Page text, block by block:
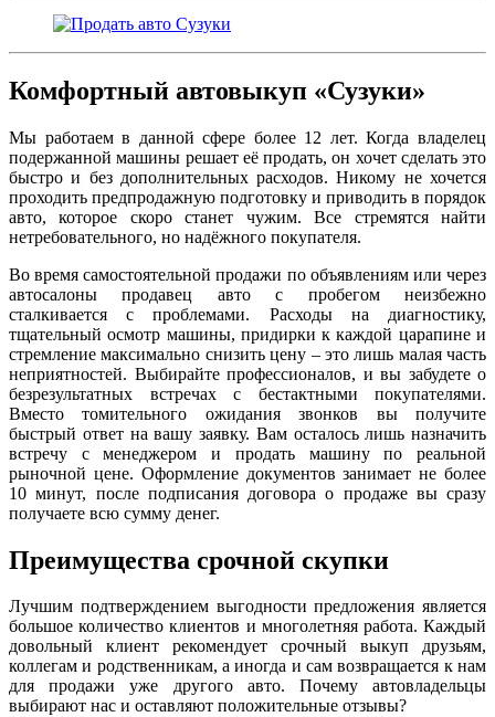
Комфортный автовыкуп «Сузуки»
Мы работаем в данной сфере более 12 лет. Когда владелец
подержанной машины решает её продать, он хочет сделать это
быстро и без дополнительных расходов. Никому не хочется
проходить предпродажную подготовку и приводить в порядок
авто, которое скоро станет чужим. Все стремятся найти
нетребовательного, но надёжного покупателя.
Во время самостоятельной продажи по объявлениям или через
автосалоны продавец авто с пробегом неизбежно
сталкивается с проблемами. Расходы на диагностику,
тщательный осмотр машины, придирки к каждой царапине и
стремление максимально снизить цену – это лишь малая часть
неприятностей. Выбирайте профессионалов, и вы забудете о
безрезультатных встречах с бестактными покупателями.
Вместо томительного ожидания звонков вы получите
быстрый ответ на вашу заявку. Вам осталось лишь назначить
встречу с менеджером и продать машину по реальной
рыночной цене. Оформление документов занимает не более
10 минут, после подписания договора о продаже вы сразу
получаете всю сумму денег.
Преимущества срочной скупки
Лучшим подтверждением выгодности предложения является
большое количество клиентов и многолетняя работа. Каждый
довольный клиент рекомендует срочный выкуп друзьям,
коллегам и родственникам, а иногда и сам возвращается к нам
для продажи уже другого авто. Почему автовладельцы
выбирают нас и оставляют положительные отзывы?